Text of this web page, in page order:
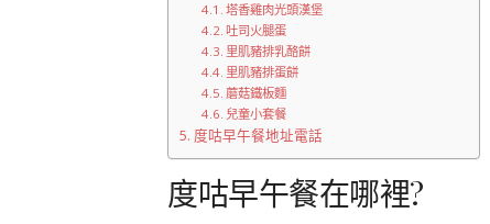
塔香雞肉光頭漢堡
吐司火腿蛋
里肌豬排乳酪餅
里肌豬排蛋餅
蘑菇鐵板麵
兒童小套餐
度咕早午餐地址電話
度咕早午餐在哪裡?